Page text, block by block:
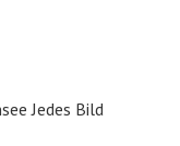
Jedes Bild